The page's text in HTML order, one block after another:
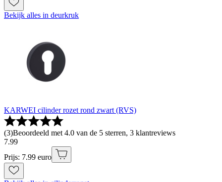
Bekijk alles in deurkruk
KARWEI cilinder rozet rond zwart (RVS)
(3)Beoordeeld met 4.0 van de 5 sterren, 3 klantreviews
7.99
Prijs: 7.99 euro